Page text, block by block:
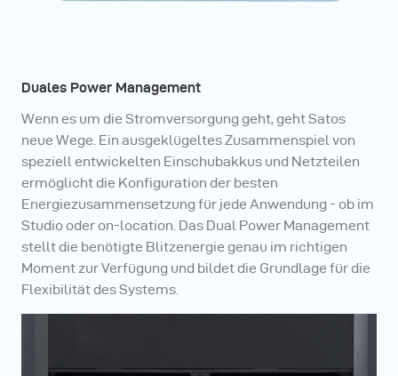
Duales Power Management
Wenn es um die Stromversorgung geht, geht Satos
neue Wege. Ein ausgeklügeltes Zusammenspiel von
speziell entwickelten Einschubakkus und Netzteilen
ermöglicht die Konfiguration der besten
Energiezusammensetzung für jede Anwendung - ob im
Studio oder on-location. Das Dual Power Management
stellt die benötigte Blitzenergie genau im richtigen
Moment zur Verfügung und bildet die Grundlage für die
Flexibilität des Systems.